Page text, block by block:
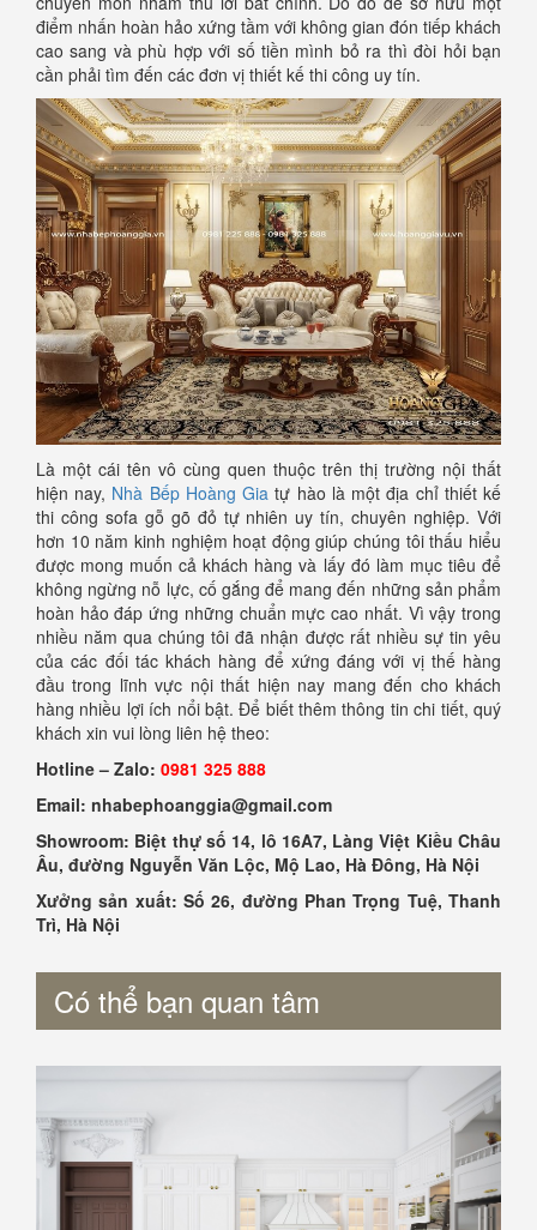
điểm nhấn hoàn hảo xứng tầm với không gian đón tiếp khách
cao sang và phù hợp với số tiền mình bỏ ra thì đòi hỏi bạn
cần phải tìm đến các đơn vị thiết kế thi công uy tín.
Là một cái tên vô cùng quen thuộc trên thị trường nội thất
hiện nay, Nhà Bếp Hoàng Gia tự hào là một địa chỉ thiết kế
thi công sofa gỗ gõ đỏ tự nhiên uy tín, chuyên nghiệp. Với
hơn 10 năm kinh nghiệm hoạt động giúp chúng tôi thấu hiểu
được mong muốn cả khách hàng và lấy đó làm mục tiêu để
không ngừng nỗ lực, cố gắng để mang đến những sản phẩm
hoàn hảo đáp ứng những chuẩn mực cao nhất. Vì vậy trong
nhiều năm qua chúng tôi đã nhận được rất nhiều sự tin yêu
của các đối tác khách hàng để xứng đáng với vị thế hàng
đầu trong lĩnh vực nội thất hiện nay mang đến cho khách
hàng nhiều lợi ích nổi bật. Để biết thêm thông tin chi tiết, quý
khách xin vui lòng liên hệ theo:
Hotline – Zalo: 0981 325 888
Email: nhabephoanggia@gmail.com
Showroom: Biệt thự số 14, lô 16A7, Làng Việt Kiều Châu
Âu, đường Nguyễn Văn Lộc, Mộ Lao, Hà Đông, Hà Nội
Xưởng sản xuất: Số 26, đường Phan Trọng Tuệ, Thanh
Trì, Hà Nội
Có thể bạn quan tâm